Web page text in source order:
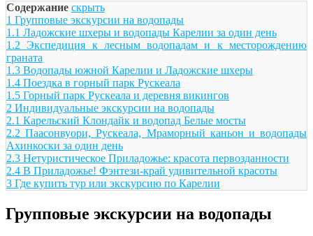
Содержание скрыть
1 Групповые экскурсии на водопады
1.1 Ладожские шхеры и водопады Карелии за один день
1.2
Экспедиция к лесным водопадам и к месторождению
граната
1.3 Водопады южной Карелии и Ладожские шхеры
1.4 Поездка в горный парк Рускеала
1.5 Горный парк Рускеала и деревня викингов
2 Индивидуальные экскурсии на водопады
2.1 Карельский Клондайк и водопад Белые мосты
2.2 Паасонвуори, Рускеала, Мраморный каньон и водопады
Ахинкоски за один день
2.3 Нетуристическое Приладожье: красота первозданности
2.4 В Приладожье! Фэнтези-край удивительной красоты
3 Где купить тур или экскурсию по Карелии
Групповые экскурсии на водопады